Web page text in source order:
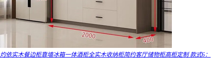
灼依实木餐边柜靠墙冰箱一体酒柜全实木收纳柜简约客厅储物柜高柜定制 款式6：